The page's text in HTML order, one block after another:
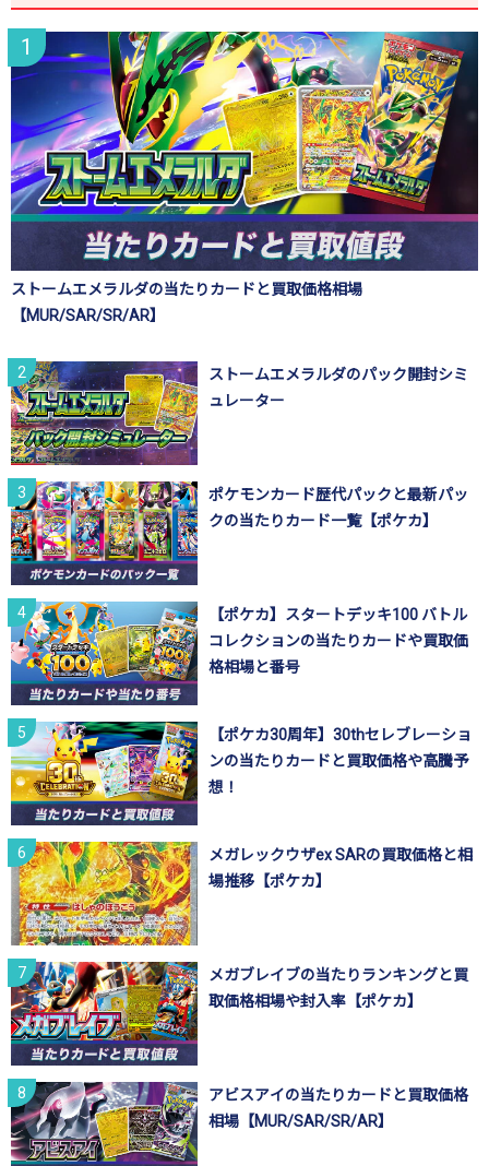
ストームエメラルダの当たりカードと買取価格相場
【MUR/SAR/SR/AR】
ストームエメラルダのパック開封シミ
ュレーター
ポケモンカード歴代パックと最新パッ
クの当たりカード一覧【ポケカ】
【ポケカ】スタートデッキ100 バトル
コレクションの当たりカードや買取価
格相場と番号
【ポケカ30周年】30thセレブレーショ
ンの当たりカードと買取価格や高騰予
想！
メガレックウザex SARの買取価格と相
場推移【ポケカ】
メガブレイブの当たりランキングと買
取価格相場や封入率【ポケカ】
アビスアイの当たりカードと買取価格
相場【MUR/SAR/SR/AR】